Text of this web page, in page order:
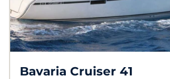
Bavaria Cruiser 41